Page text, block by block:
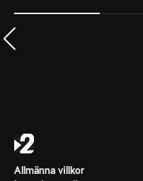
Allmänna villkor